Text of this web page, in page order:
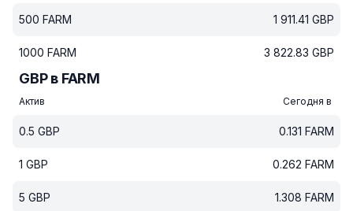
500 FARM 1 911.41 GBP
1000 FARM 3 822.83 GBP
GBP в FARM
Актив Сегодня в
0.5 GBP 0.131 FARM
1 GBP 0.262 FARM
5 GBP 1.308 FARM